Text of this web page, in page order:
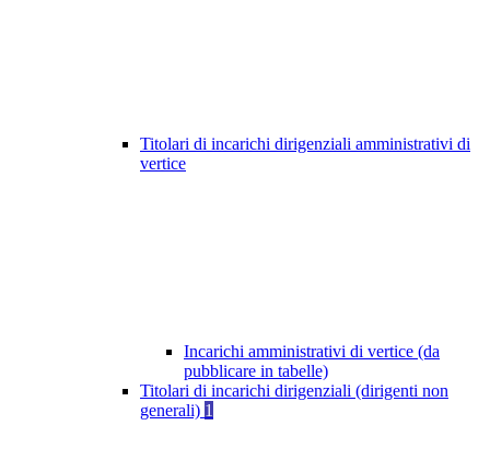
Titolari di incarichi dirigenziali amministrativi di
vertice
Incarichi amministrativi di vertice (da
pubblicare in tabelle)
Titolari di incarichi dirigenziali (dirigenti non
generali) 1